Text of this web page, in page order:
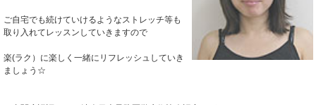
ご自宅でも続けていけるようなストレッチ等も
取り入れてレッスンしていきますので
楽(ラク）に楽しく一緒にリフレッシュしていき
ましょう☆